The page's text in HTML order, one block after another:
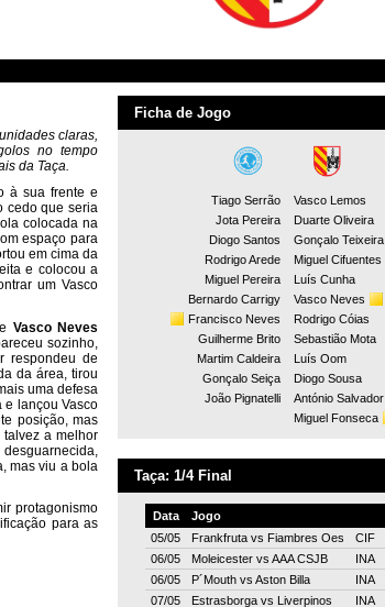
claras,
no tempo
da Taça.
à sua frente e
cedo que seria
colocada na
espaço para
em cima da
e colocou a
um Vasco
e Vasco Neves
sozinho,
respondeu de
da área, tirou
uma defesa
e lançou Vasco
posição, mas
a melhor
mas viu a bola
protagonismo
para as
Ficha de Jogo
Tiago Serrão
Vasco Lemos
Jota Pereira
Duarte Oliveira
Diogo Santos
Gonçalo Teixeira
Rodrigo Arede
Miguel Cifuentes
Miguel Pereira
Luís Cunha
Bernardo Carrigy
Vasco Neves
Francisco Neves
Rodrigo Cóias
Guilherme Brito
Sebastião Mota
Martim Caldeira
Luís Oom
Gonçalo Seiça
Diogo Sousa
João Pignatelli
António Salvador
Miguel Fonseca
Taça: 1/4 Final
Data
Jogo
05/05
Frankfruta vs Fiambres Oes CIF
06/05
Moleicester vs AAA CSJB INA
06/05
P´Mouth vs Aston Billa INA
07/05
Estrasborga vs Liverpinos INA